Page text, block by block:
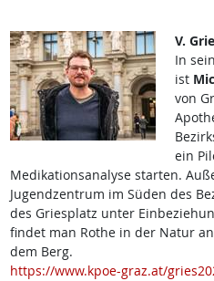
V.
In
ist
von
ein
Medikationsanalyse starten.
Jugendzentrum im Süden des
des Griesplatz unter
findet man Rothe in der Natur
dem Berg.
https://www.kpoe-graz.at/